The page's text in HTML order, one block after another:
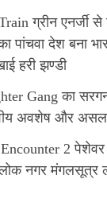
ग्रीन एनर्जी
पांचवा देश बना
हरी झण्डी
Gang का
अवशेष और
2
नगर मंगलसूत्र